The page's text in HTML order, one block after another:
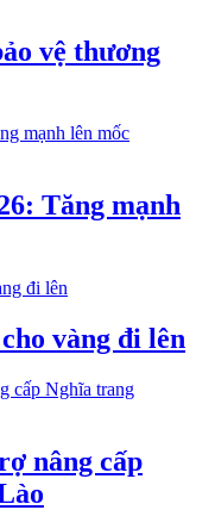
vệ thương
Tăng mạnh
vàng đi lên
nâng cấp